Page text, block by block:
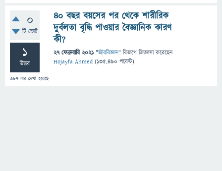
0
টি ভোট
1
উত্তর
387 বার দেখা হয়েছে
৪০ বছর বয়সের পর থেকে শারীরিক
দুর্বলতা বৃদ্ধি পাওয়ার বৈজ্ঞানিক কারণ
কী?
27 ফেব্রুয়ারি 2021 "জীববিজ্ঞান" বিভাগে জিজ্ঞাসাকরেছেন
Hojayfa Ahmed (135,490 পয়েন্ট)